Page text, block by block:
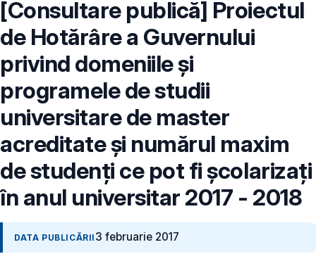
[Consultare publică] Proiectul
de Hotărâre a Guvernului
privind domeniile şi
programele de studii
universitare de master
acreditate şi numărul maxim
de studenţi ce pot fi şcolarizaţi
în anul universitar 2017 - 2018
DATA PUBLICĂRII 3 februarie 2017